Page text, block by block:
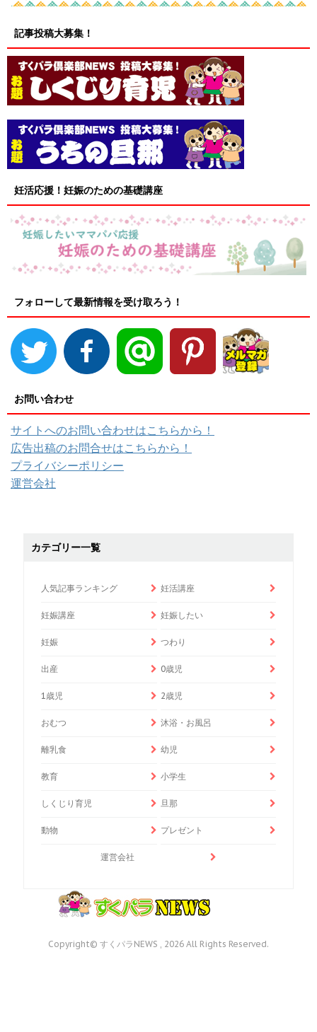
記事投稿大募集！
妊活応援！妊娠のための基礎講座
フォローして最新情報を受け取ろう！
お問い合わせ
サイトへのお問い合わせはこちらから！
広告出稿のお問合せはこちらから！
プライバシーポリシー
運営会社
カテゴリー一覧
人気記事ランキング 妊活講座
妊娠講座 妊娠したい
妊娠 つわり
出産 0歳児
1歳児 2歳児
おむつ 沐浴・お風呂
離乳食 幼児
教育 小学生
しくじり育児 旦那
動物 プレゼント
運営会社
Copyright© すくパラNEWS , 2026 All Rights Reserved.